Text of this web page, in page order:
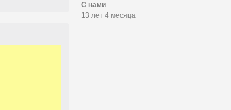
С нами
13 лет 4 месяца